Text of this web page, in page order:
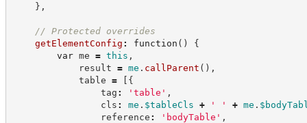
} ,
// Protected overrides
getElementConfig : function ( )
{
var me = this ,
result = me . callParent ( ) ,
table = [ {
tag : ' table ' ,
cls : me . $tableCls + ' ' + me .
reference : ' bodyTable ' ,